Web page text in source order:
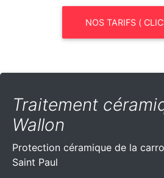
NOS TARIFS (
Traitement
Wallon
Protection céramique de la
Saint Paul